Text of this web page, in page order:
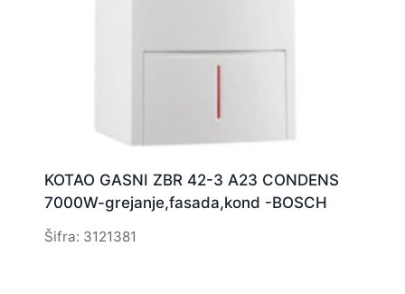
KOTAO GASNI ZBR 42-3 A23 CONDENS
7000W-grejanje,fasada,kond -BOSCH
Šifra: 3121381